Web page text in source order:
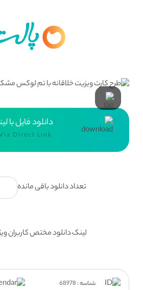
دانلود فایل
Direct Link
تعداد دانلود باقی مانده
لینک دانلود مختص کاربران
شناسه : 68978